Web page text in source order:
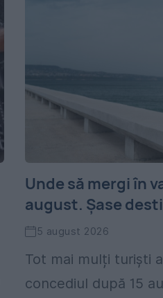
Unde să mergi în
august. Șase
5 august 2026
Tot mai mulți turiști
concediul după 15